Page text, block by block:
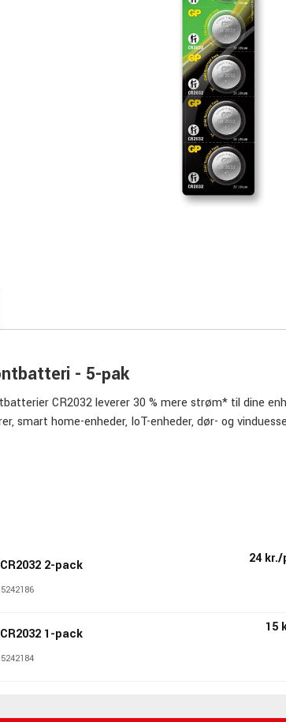
- 5-pak
CR2032 leverer 30 % mere strøm* til dine
smart home-enheder, IoT-enheder, dør- og
egenskaber og en holdbarhed på op til
flade batterier. De er lavet til at fungere selv
designet børnesikret emballage.
2-pack 24
1-pack 15